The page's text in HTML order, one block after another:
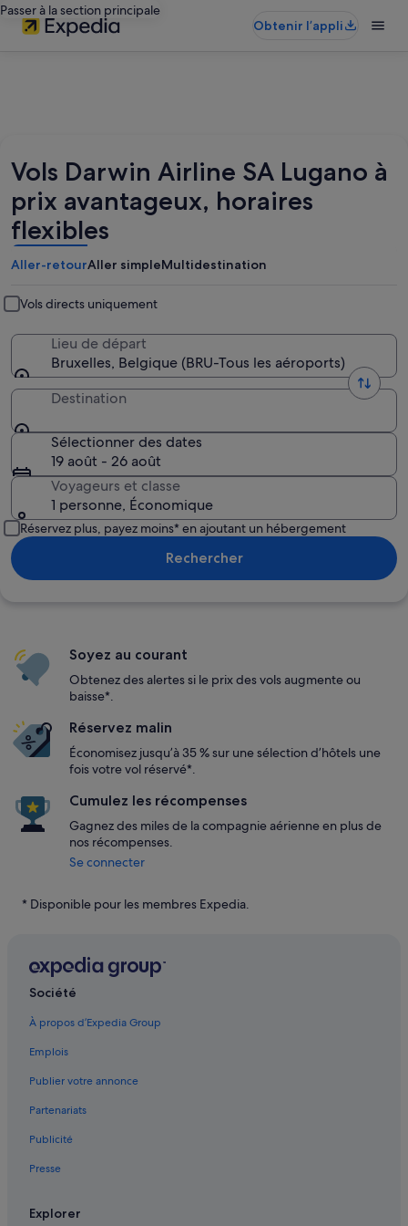
Passer à la section principale
Obtenir l’appli
Vols Darwin Airline SA Lugano à
prix avantageux, horaires
flexibles
Aller-retourAller simpleMultidestination
Vols directs uniquement
Lieu de départ
Bruxelles, Belgique (BRU-Tous les aéroports)
Destination
Sélectionner des dates
19 août - 26 août
Voyageurs et classe
1 personne, Économique
Réservez plus, payez moins* en ajoutant un hébergement
Rechercher
Soyez au courant
Obtenez des alertes si le prix des vols augmente ou
baisse*.
Réservez malin
Économisez jusqu’à 35 % sur une sélection d’hôtels une
fois votre vol réservé*.
Cumulez les récompenses
Gagnez des miles de la compagnie aérienne en plus de
nos récompenses.
Se connecter
* Disponible pour les membres Expedia.
Société
À propos d’Expedia Group
Emplois
Publier votre annonce
Partenariats
Publicité
Presse
Explorer